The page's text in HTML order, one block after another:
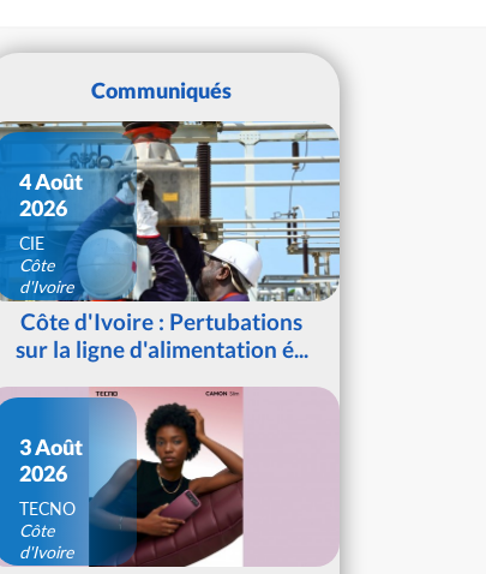
Communiqués
4 Août
2026
CIE
Côte
d'Ivoire
Côte d'Ivoire : Pertubations
sur la ligne d'alimentation é...
3 Août
2026
TECNO
Côte
d'Ivoire